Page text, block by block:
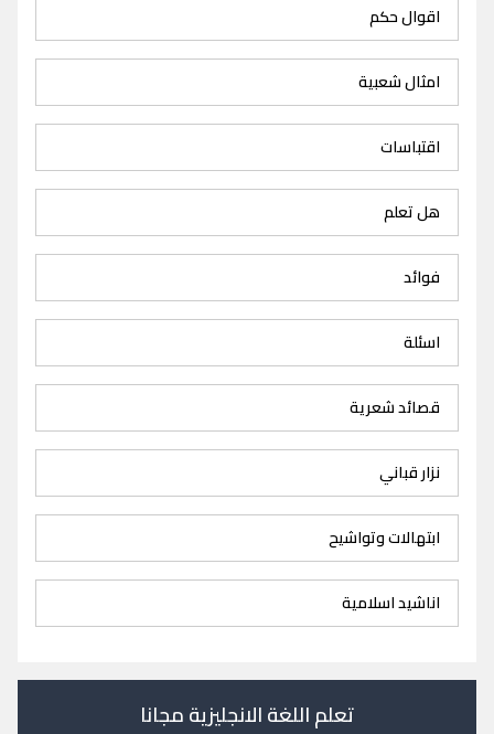
اقوال حكم
امثال شعبية
اقتباسات
هل تعلم
فوائد
اسئلة
قصائد شعرية
نزار قباني
ابتهالات وتواشيح
اناشيد اسلامية
تعلم اللغة الانجليزية مجانا